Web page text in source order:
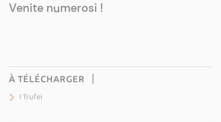
Venite numerosi !
À TÉLÉCHARGER
I Trufei